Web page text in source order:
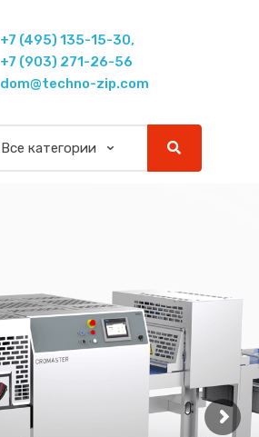
+7 (495) 135-15-30,
+7 (903) 271-26-56
dom@techno-zip.com